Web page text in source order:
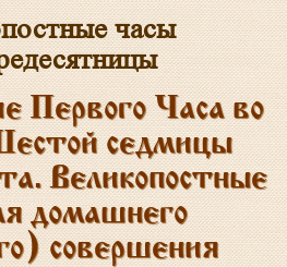
часы
Первого Часа во
седмицы
Великопостные
домашнего
совершения